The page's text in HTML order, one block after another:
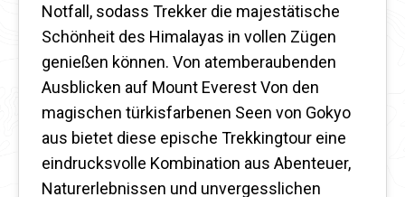
Notfall, sodass Trekker die majestätische
Schönheit des Himalayas in vollen Zügen
genießen können. Von atemberaubenden
Ausblicken auf Mount EverestVon den
magischen türkisfarbenen Seen von Gokyo
aus bietet diese epische Trekkingtour eine
eindrucksvolle Kombination aus Abenteuer,
Naturerlebnissen und unvergesslichen